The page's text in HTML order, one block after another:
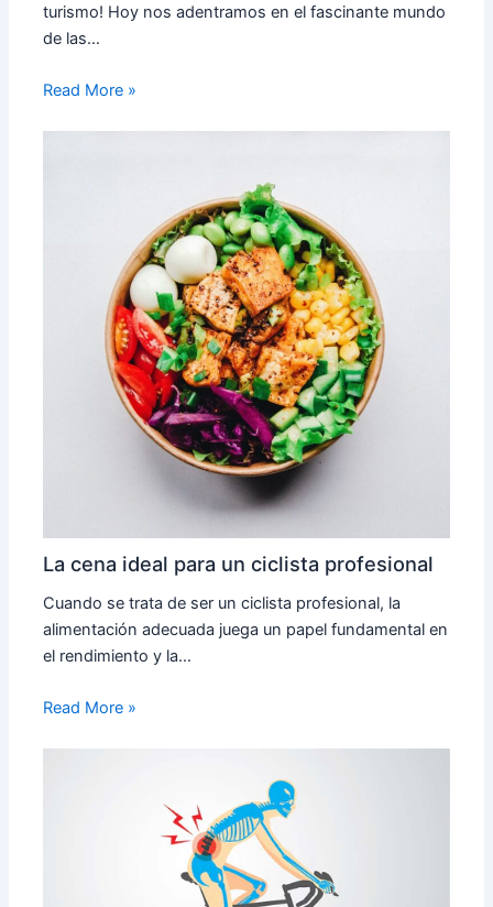
turismo! Hoy nos adentramos en el fascinante mundo
de las…
Read More »
La cena ideal para un ciclista profesional
Cuando se trata de ser un ciclista profesional, la
alimentación adecuada juega un papel fundamental en
el rendimiento y la…
Read More »